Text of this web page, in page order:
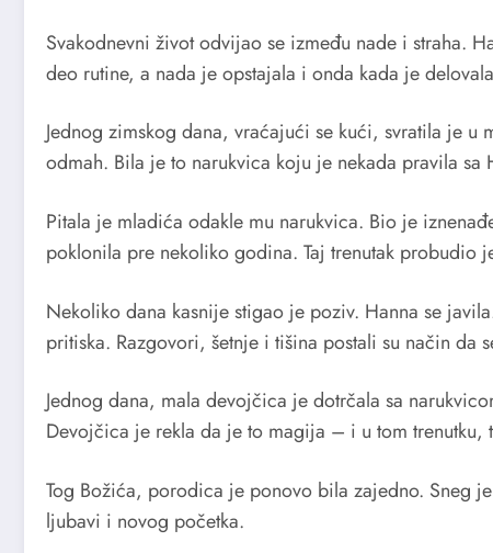
Svakodnevni život odvijao se između nade i straha.
deo rutine, a nada je opstajala i onda kada je
Jednog zimskog dana, vraćajući se kući, svratila je
odmah. Bila je to narukvica koju je nekada pravila
Pitala je mladića odakle mu narukvica. Bio je
poklonila pre nekoliko godina. Taj trenutak probudio
Nekoliko dana kasnije stigao je poziv. Hanna se
pritiska. Razgovori, šetnje i tišina postali su način da
Jednog dana, mala devojčica je dotrčala sa
Devojčica je rekla da je to magija – i u tom trenutku,
Tog Božića, porodica je ponovo bila zajedno. Sneg
ljubavi i novog početka.